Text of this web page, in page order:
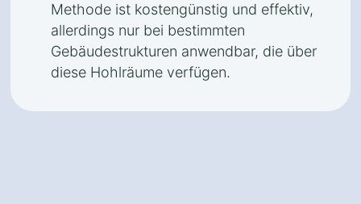
Methode ist kostengünstig und effektiv,
allerdings nur bei bestimmten
Gebäudestrukturen anwendbar, die über
diese Hohlräume verfügen.